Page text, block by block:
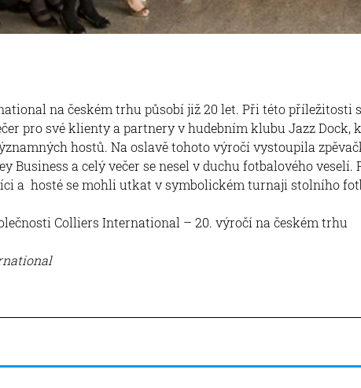
na českém trhu působí již 20 let. Při této příležitosti
pro své klienty a partnery v hudebním klubu Jazz Dock,
hostů. Na oslavě tohoto výročí vystoupila
Business a celý večer se nesel v duchu fotbalového veselí.
a hosté se mohli utkat v symbolickém turnaji stolního
Colliers International – 20. výročí na českém trhu